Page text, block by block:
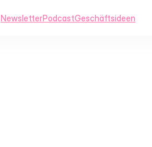
NewsletterPodcastGeschäftsideen